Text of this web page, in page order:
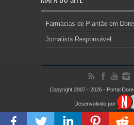
Farmácias de Plantão em
Jornalista Responsável
Copyright 2007 - 2026 - Portal
Desenvolvido por